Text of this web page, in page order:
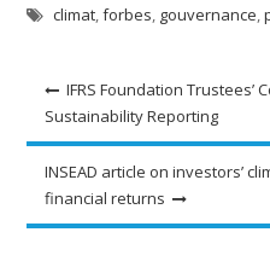
climat,forbes, gouvernance,
Navigation
de
l’article
IFRS Foundation Trustees’
Sustainability Reporting
INSEAD article on investors’
financial returns